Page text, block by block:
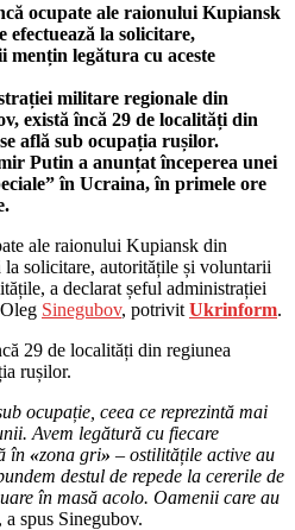
ocupate ale raionului Kupiansk
efectuează la solicitare,
legătura cu aceste
militare regionale din
există încă 29 de localități din
află sub ocupația rușilor.
Putin a anunțat începerea unei
în Ucraina, în primele ore
ale raionului Kupiansk din
la solicitare, autoritățile și voluntarii
a declarat șeful administrației
Sinegubov, potrivit Ukrinform.
29 de localități din regiunea
rușilor.
ocupație, ceea ce reprezintă mai
Avem legătură cu fiecare
în «zona gri» – ostilitățile active au
destul de repede la cererile de
în masă acolo. Oamenii care au
a spus Sinegubov.